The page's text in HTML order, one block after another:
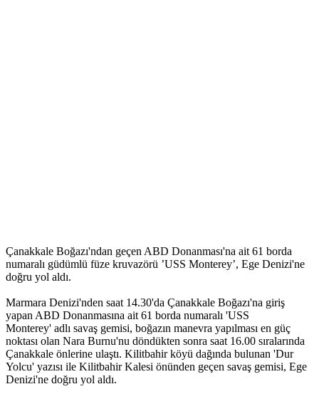
Çanakkale Boğazı'ndan geçen ABD Donanması'na ait 61 borda
numaralı güdümlü füze kruvazörü ’USS Monterey’, Ege Denizi'ne
doğru yol aldı.
Marmara Denizi'nden saat 14.30'da Çanakkale Boğazı'na giriş
yapan ABD Donanmasına ait 61 borda numaralı 'USS
Monterey' adlı savaş gemisi, boğazın manevra yapılması en güç
noktası olan Nara Burnu'nu döndükten sonra saat 16.00 sıralarında
Çanakkale önlerine ulaştı. Kilitbahir köyü dağında bulunan 'Dur
Yolcu' yazısı ile Kilitbahir Kalesi önünden geçen savaş gemisi, Ege
Denizi'ne doğru yol aldı.